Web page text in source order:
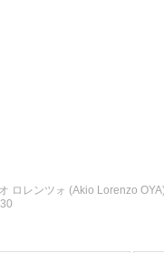
ロレンツォ (Akio Lorenzo OYA)